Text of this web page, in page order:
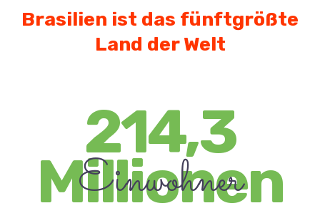
Brasilien ist das fünftgrößte
Land der Welt
214,3
Millionen
Einwohner